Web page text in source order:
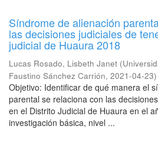
Síndrome de alienación
las decisiones judiciales de
judicial de Huaura 2018
Lucas Rosado, Lisbeth Janet (
Faustino Sánchez Carrión, 2021-04-23)
Objetivo: Identificar de qué manera el
parental se relaciona con las
en el Distrito Judicial de Huaura en el
investigación básica, nivel ...